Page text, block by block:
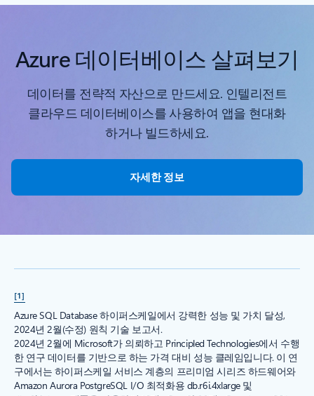
Azure 데이터베이스 살펴보기
데이터를 전략적 자산으로 만드세요. 인텔리전트
클라우드 데이터베이스를 사용하여 앱을 현대화
하거나 빌드하세요.
자세한 정보
[1]
Azure SQL Database 하이퍼스케일에서 강력한 성능 및 가치 달성,
2024년 2월(수정) 원칙 기술 보고서.
2024년 2월에 Microsoft가 의뢰하고 Principled Technologies에서 수행
한 연구 데이터를 기반으로 하는 가격 대비 성능 클레임입니다. 이 연
구에서는 하이퍼스케일 서비스 계층의 프리미엄 시리즈 하드웨어와
Amazon Aurora PostgreSQL I/O 최적화용 db.r6i.4xlarge 및